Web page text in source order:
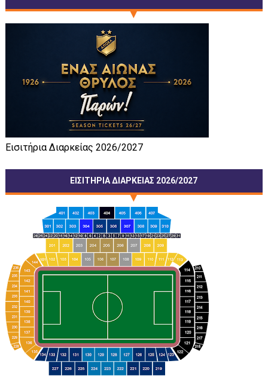
Εισιτήρια Διαρκείας 2026/2027
ΕΙΣΙΤΗΡΙΑ ΔΙΑΡΚΕΙΑΣ 2026/2027